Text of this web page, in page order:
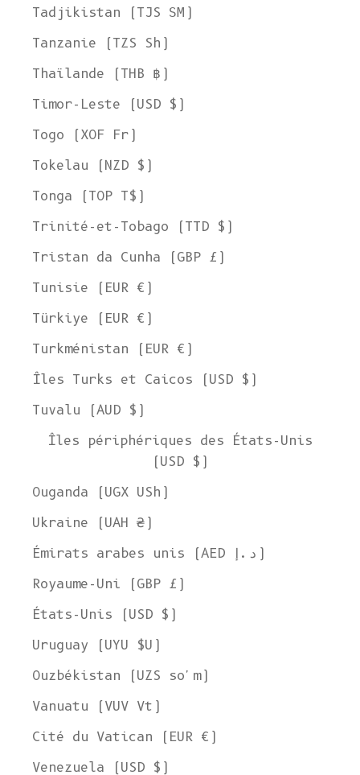
Tadjikistan (TJS ЅМ)
Tanzanie (TZS Sh)
Thaïlande (THB ฿)
Timor-Leste (USD $)
Togo (XOF Fr)
Tokelau (NZD $)
Tonga (TOP T$)
Trinité-et-Tobago (TTD $)
Tristan da Cunha (GBP £)
Tunisie (EUR €)
Türkiye (EUR €)
Turkménistan (EUR €)
Îles Turks et Caicos (USD $)
Tuvalu (AUD $)
Îles périphériques des États-Unis
(USD $)
Ouganda (UGX USh)
Ukraine (UAH ₴)
Émirats arabes unis (AED د.إ)
Royaume-Uni (GBP £)
États-Unis (USD $)
Uruguay (UYU $U)
Ouzbékistan (UZS so'm)
Vanuatu (VUV Vt)
Cité du Vatican (EUR €)
Venezuela (USD $)